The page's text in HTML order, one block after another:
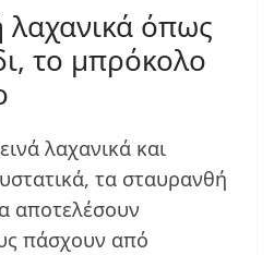
όπως
το μπρόκολο
λαχανικά και
τα σταυρανθή
αποτελέσουν
πάσχουν από